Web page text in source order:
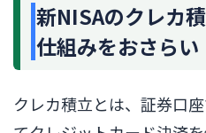
新NISAのクレカ
仕組みをおさらい
クレカ積立とは、証券口